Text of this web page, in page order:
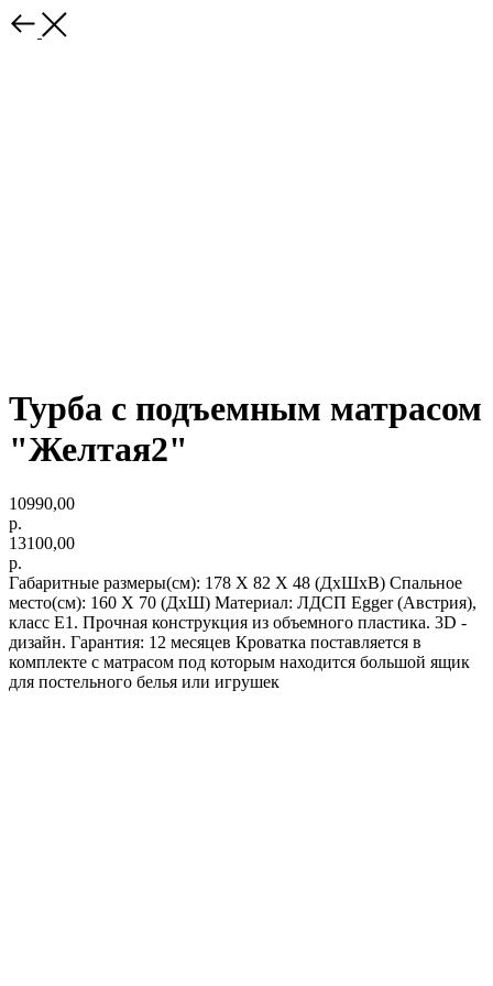
Турба с подъемным матрасом
"Желтая2"
10990,00
р.
13100,00
р.
Габаритные размеры(см): 178 X 82 X 48 (ДхШхВ) Спальное
место(см): 160 X 70 (ДхШ) Материал: ЛДСП Egger (Австрия),
класс Е1. Прочная конструкция из объемного пластика. 3D -
дизайн. Гарантия: 12 месяцев Кроватка поставляется в
комплекте с матрасом под которым находится большой ящик
для постельного белья или игрушек